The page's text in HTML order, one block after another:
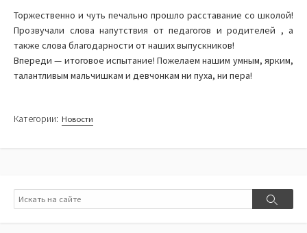
Торжественно и чуть печально прошло расставание со школой!
Прозвучали слова напутствия от педагогов и родителей , а
также слова благодарности от наших выпускников!
Впереди — итоговое испытание! Пожелаем нашим умным, ярким,
талантливым мальчишкам и девчонкам ни пуха, ни пера!
Категории: Новости
Поиск
Поиск